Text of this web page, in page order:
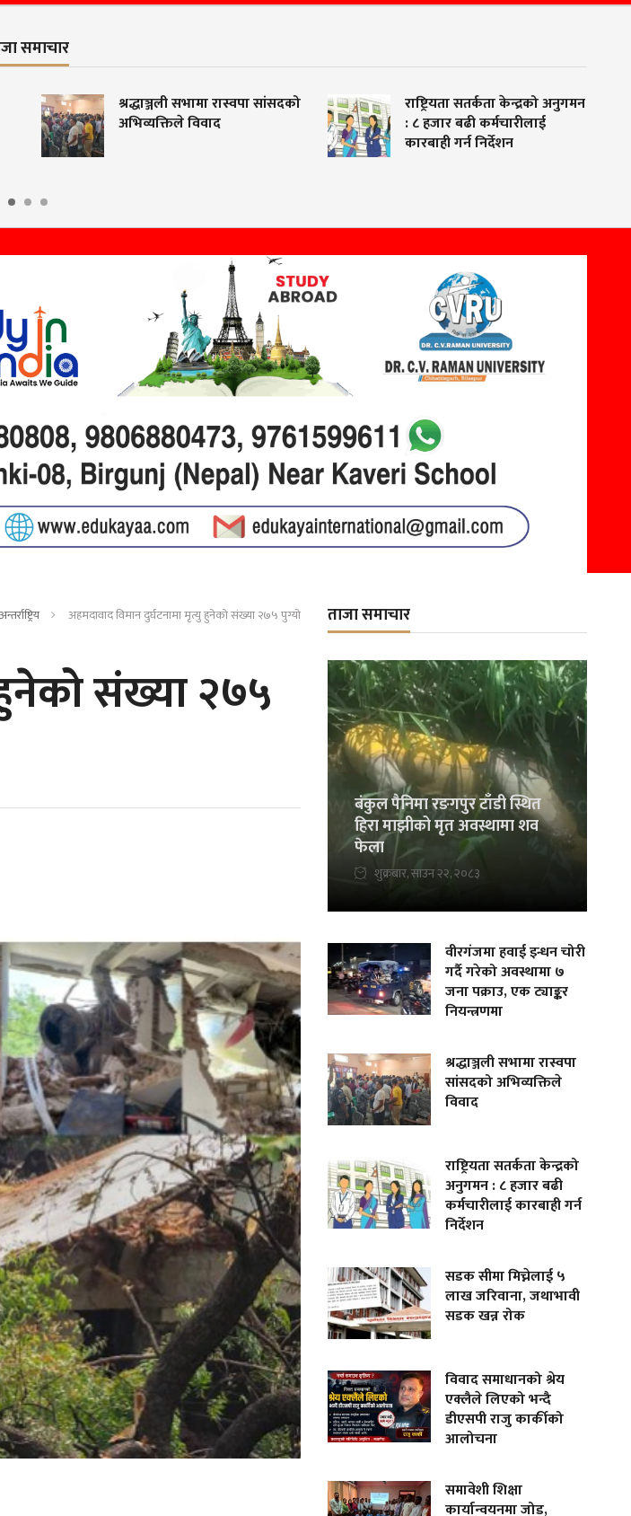
समाचार
श्रद्धाञ्जली सभामा रास्वपा सांसदको
अभिव्यक्तिले विवाद
राष्ट्रियता सतर्कता केन्द्रको अनुगमन
: ८ हजार बढी कर्मचारीलाई
कारबाही गर्न निर्देशन
अन्तर्राष्ट्रिय अहमदावाद विमान दुर्घटनामा मृत्यु हुनेको संख्या २७५ पुग्यो
संख्या २७५
ताजा समाचार
बंकुल पैनिमा रङगपुर टाँडी स्थित
हिरा माझीको मृत अवस्थामा शव
फेला
शुक्रबार, साउन २२, २०८३
वीरगंजमा हवाई इन्धन चोरी
गर्दै गरेको अवस्थामा ७
जना पक्राउ, एक ट्याङ्कर
नियन्त्रणमा
श्रद्धाञ्जली सभामा रास्वपा
सांसदको अभिव्यक्तिले
विवाद
राष्ट्रियता सतर्कता केन्द्रको
अनुगमन : ८ हजार बढी
कर्मचारीलाई कारबाही गर्न
निर्देशन
सडक सीमा मिच्नेलाई ५
लाख जरिवाना, जथाभावी
सडक खन्न रोक
विवाद समाधानको श्रेय
एक्लैले लिएको भन्दै
डीएसपी राजु कार्कीको
आलोचना
समावेशी शिक्षा
कार्यान्वयनमा जोड,